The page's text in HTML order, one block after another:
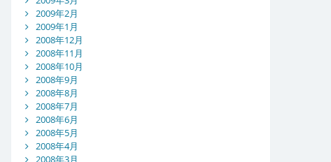
2009年2月
2009年1月
2008年12月
2008年11月
2008年10月
2008年9月
2008年8月
2008年7月
2008年6月
2008年5月
2008年4月
2008年3月